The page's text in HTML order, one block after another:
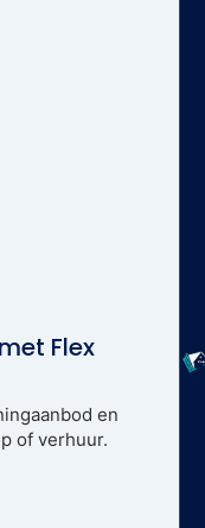
Flex
en
of verhuur.